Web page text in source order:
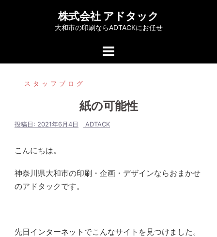
株式会社 アドタック
大和市の印刷ならADTACKにお任せ
スタッフブログ
紙の可能性
投稿日: 2021年6月4日 ADTACK
こんにちは。
神奈川県大和市の印刷・企画・デザインならおまかせ
のアドタックです。
先日インターネットでこんなサイトを見つけました。